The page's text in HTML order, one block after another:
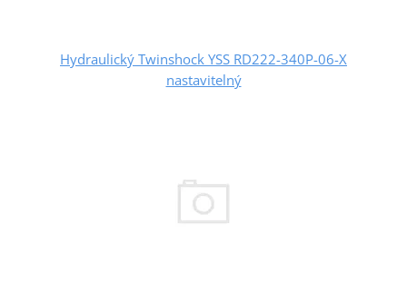
Hydraulický Twinshock YSS RD222-340P-06-X
nastavitelný